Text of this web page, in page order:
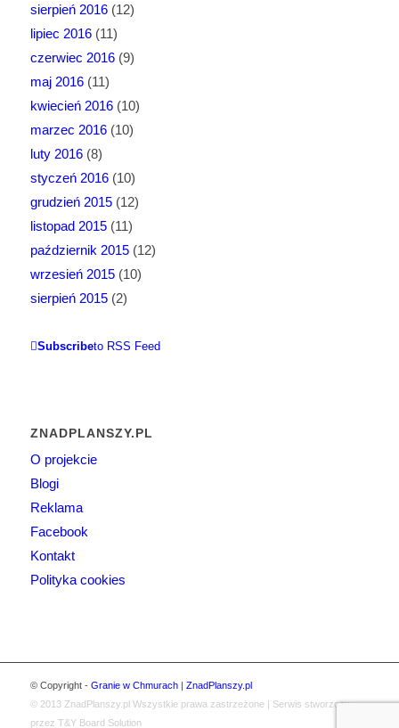
sierpień 2016(12)
lipiec 2016(11)
czerwiec 2016(9)
maj 2016(11)
kwiecień 2016(10)
marzec 2016(10)
luty 2016(8)
styczeń 2016(10)
grudzień 2015(12)
listopad 2015(11)
październik 2015(12)
wrzesień 2015(10)
sierpień 2015(2)
Subscribeto RSS Feed
ZNADPLANSZY.PL
O projekcie
Blogi
Reklama
Facebook
Kontakt
Polityka cookies
© Copyright - Granie w Chmurach| ZnadPlanszy.pl
© 2013 ZnadPlanszy.pl Wszystkie prawa zastrzeżone | Serwis stworzony
przez T&Y Board Solution